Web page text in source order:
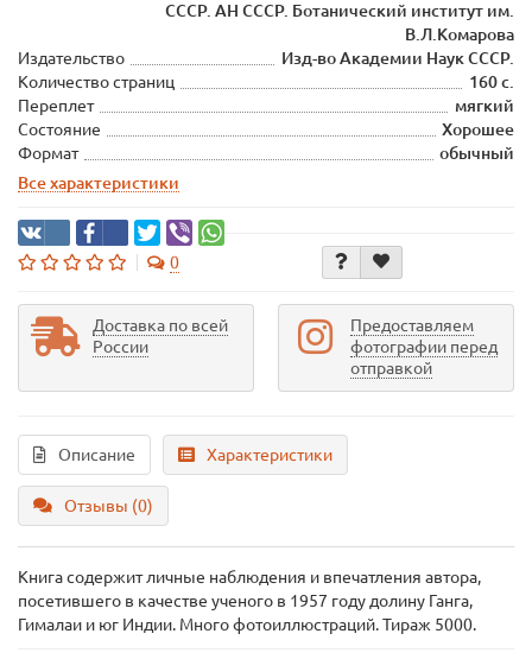
СССР. АН СССР. Ботанический институт им.
В.Л.Комарова
Издательство
Изд-во Академии Наук СССР.
Количество страниц
160 с.
Переплет
мягкий
Состояние
Хорошее
Формат
обычный
Все характеристики
0
Доставка по всей
России
Предоставляем
фотографии перед
отправкой
Описание Характеристики
Отзывы (0)
Книга содержит личные наблюдения и впечатления автора,
посетившего в качестве ученого в 1957 году долину Ганга,
Гималаи и юг Индии. Много фотоиллюстраций. Тираж 5000.